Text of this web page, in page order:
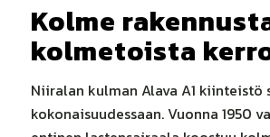
Kolme
kolmetoista
Niiralan kulman Alava A1 kiinteistö
kokonaisuudessaan. Vuonna 1950